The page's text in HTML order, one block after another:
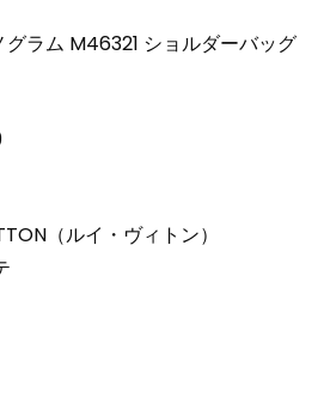
ラム M46321 ショルダーバッグ
（ルイ・ヴィトン）